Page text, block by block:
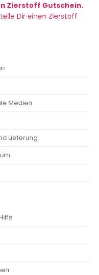
Zierstoff Gutschein.
Dir einen Zierstoff
Medien
Lieferung